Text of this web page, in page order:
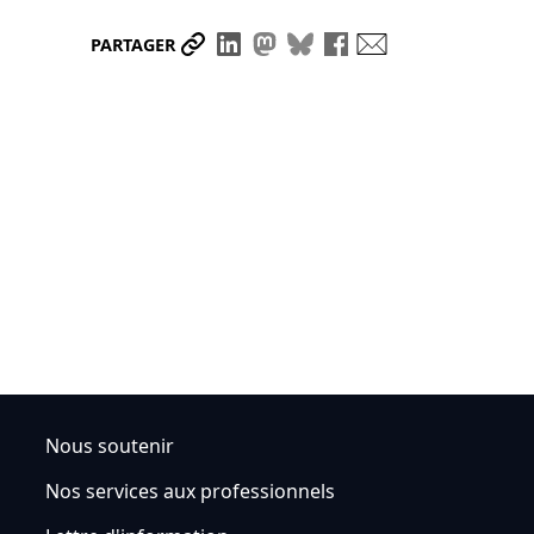
PARTAGER Partager le lien
Partager sur LinkedIn
Partager sur Mastodon
Partager sur Bluesky
Partager sur
Nous soutenir
Nos services aux professionnels